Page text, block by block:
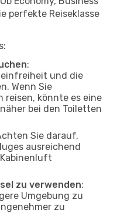
perfekte Reiseklasse
:
und die
Wenn Sie
reisen, könnte es eine
bei den Toiletten
Sie darauf,
ausreichend
zu verwenden:
Umgebung zu
zu